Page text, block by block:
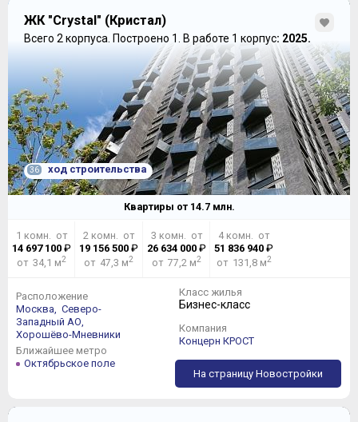
ЖК "Crystal" (Кристал)
Всего 2 корпуса. Построено 1. В работе 1 корпус: 2025.
36 ход строительства
Квартиры от 14.7млн.
1 комн. от
14 697 100₽
от 34,1 м2
2 комн. от
19 156 500 ₽
от 47,3 м2
3 комн. от
26 634 000₽
от 77,2 м2
4 комн. от
51 836 940 ₽
от 131,8 м2
Расположение
Москва, Северо-
Западный АО,
Хорошёво-Мневники
Ближайшее метро
Октябрьское поле
Класс жилья
Бизнес-класс
Компания
Концерн КРОСТ
На страницу Новостройки